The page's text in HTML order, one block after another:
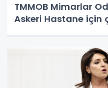
TMMOB Mimarlar
Askeri Hastane için